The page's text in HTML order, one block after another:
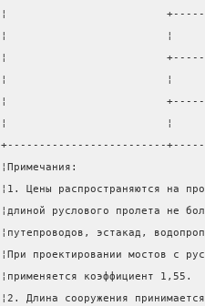
¦
¦                         ¦
¦
¦                         ¦
¦
¦                         ¦
+-------------------------
¦Примечания:
¦1. Цены распространяются на
¦длиной руслового пролета не
¦путепроводов, эстакад,
¦При проектировании мостов с
¦применяется
¦2. Длина сооружения